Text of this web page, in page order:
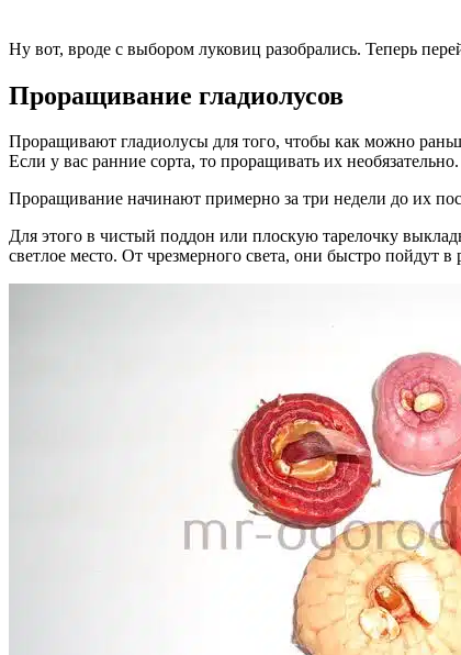
Ну вот, вроде с выбором луковиц разобрались. Теперь
Проращивание гладиолусов
Проращивают гладиолусы для того, чтобы как можно
Если у вас ранние сорта, то проращивать их необязательно.
Проращивание начинают примерно за три недели до их
Для этого в чистый поддон или плоскую тарелочку
светлое место. От чрезмерного света, они быстро пойдут